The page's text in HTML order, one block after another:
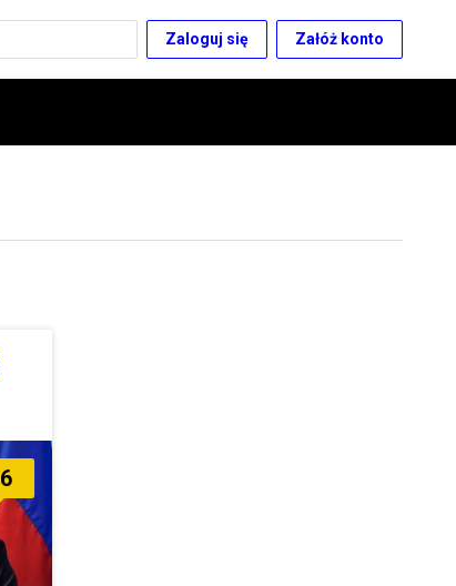
Zaloguj się Załóż konto
6